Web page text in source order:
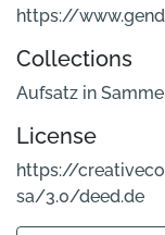
https://
Collections
Aufsatz in
License
https://
sa/3.0/deed.de